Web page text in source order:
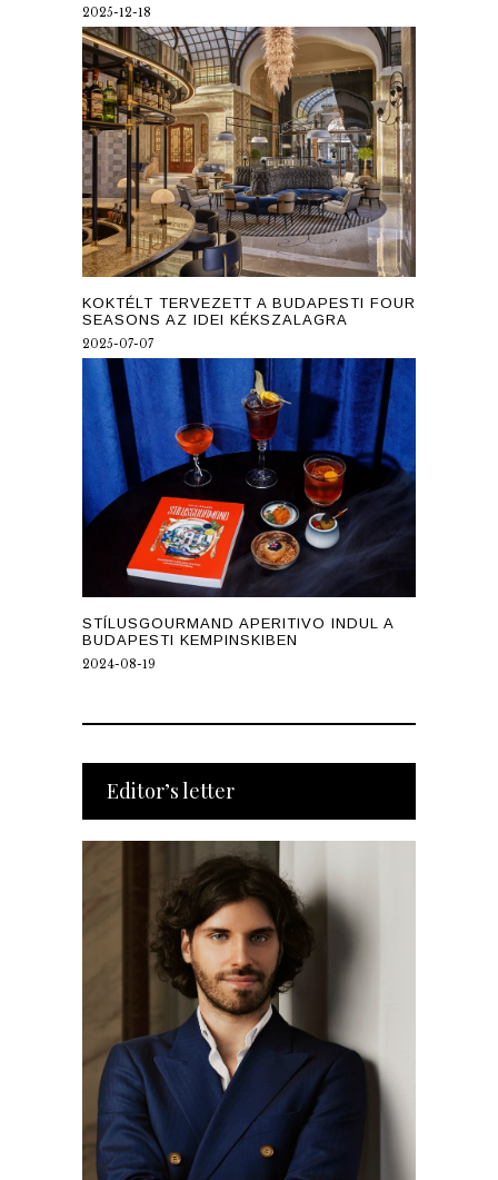
2025-12-18
KOKTÉLT TERVEZETT A BUDAPESTI FOUR
SEASONS AZ IDEI KÉKSZALAGRA
2025-07-07
STÍLUSGOURMAND APERITIVO INDUL A
BUDAPESTI KEMPINSKIBEN
2024-08-19
Editor’s letter